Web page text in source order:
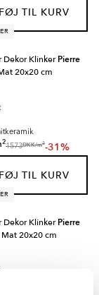
TIL KURV
Dekor KlinkerPierre
20x20 cm
2
1573DKK/m2-31%
TIL KURV
Dekor KlinkerPierre
20x20 cm